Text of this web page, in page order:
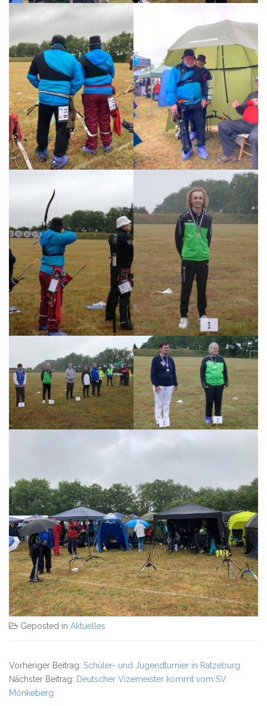
Geposted in Aktuelles
Vorheriger Beitrag: Schüler- und Jugendturnier in Ratzeburg
Nächster Beitrag: Deutscher Vizemeister kommt vom SV
Mönkeberg